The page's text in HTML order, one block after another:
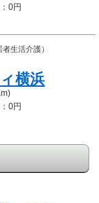
0円
生活介護）
横浜
0円